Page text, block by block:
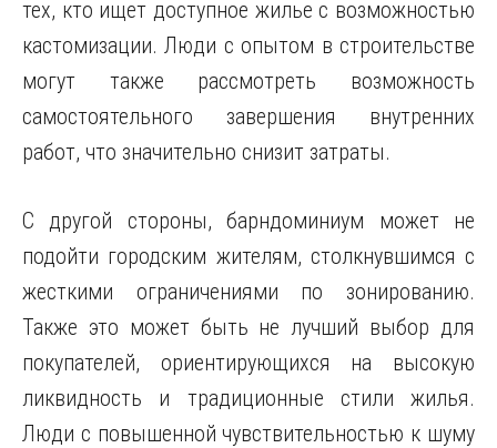
тех, кто ищет доступное жилье с возможностью
кастомизации. Люди с опытом в строительстве
могут также рассмотреть возможность
самостоятельного завершения внутренних
работ, что значительно снизит затраты.
С другой стороны, барндоминиум может не
подойти городским жителям, столкнувшимся с
жесткими ограничениями по зонированию.
Также это может быть не лучший выбор для
покупателей, ориентирующихся на высокую
ликвидность и традиционные стили жилья.
Люди с повышенной чувствительностью к шуму